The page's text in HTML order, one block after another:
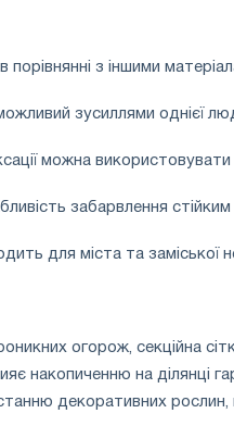
порівнянні з іншими
зусиллями однієї
можна
забарвлення
для міста та заміської
огорож, секційна
накопиченню на ділянці
декоративних рослин,